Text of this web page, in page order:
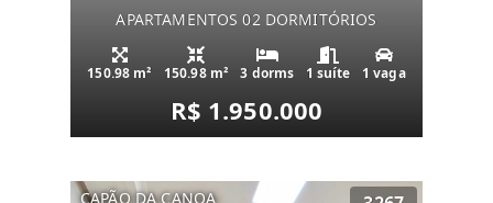
APARTAMENTOS 02 DORMITÓRIOS
150.98 m² 150.98 m² 3 dorms 1 suíte 1 vaga
R$ 1.950.000
CAPÃO DA CANOA